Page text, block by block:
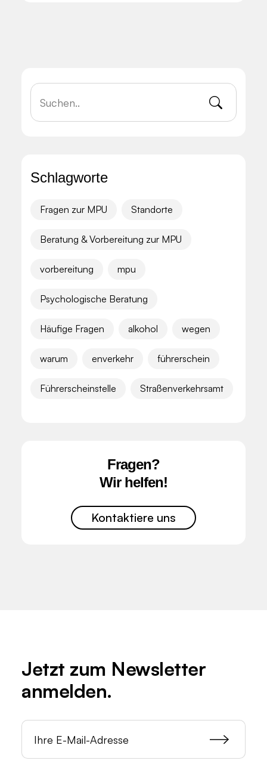
Schlagworte
Fragen zur MPU Standorte
Beratung & Vorbereitung zur MPU
vorbereitung mpu
Psychologische Beratung
Häufige Fragen alkohol wegen
warum enverkehr führerschein
Führerscheinstelle Straßenverkehrsamt
Fragen?
Wir helfen!
Kontaktiere uns
Jetzt zum Newsletter
anmelden.